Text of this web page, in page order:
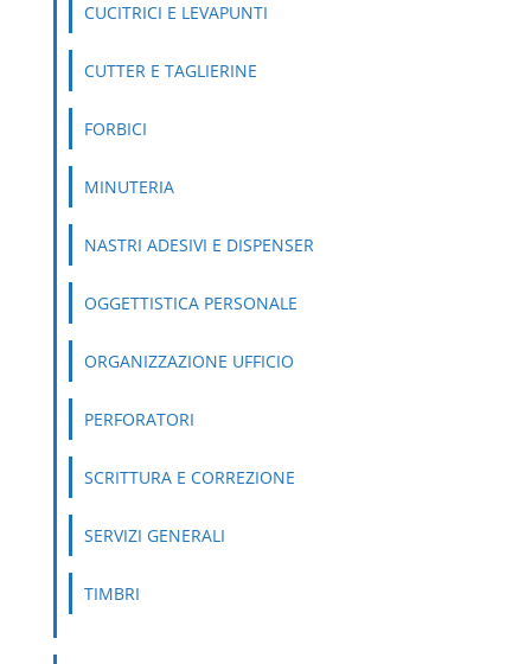
CUCITRICI E LEVAPUNTI
CUTTER E TAGLIERINE
FORBICI
MINUTERIA
NASTRI ADESIVI E DISPENSER
OGGETTISTICA PERSONALE
ORGANIZZAZIONE UFFICIO
PERFORATORI
SCRITTURA E CORREZIONE
SERVIZI GENERALI
TIMBRI